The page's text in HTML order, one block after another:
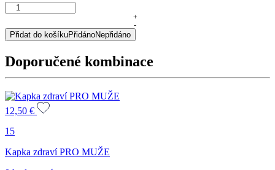
Prostat
porcovaný
čaj,
množství
+
-
Přidat do košíkuPřidánoNepřidáno
Doporučené kombinace
12,50 €
15
Kapka zdraví PRO MUŽE